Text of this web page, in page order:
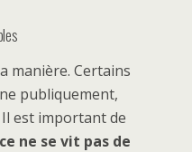
manière. Certains
publiquement,
est important de
ne se vit pas de